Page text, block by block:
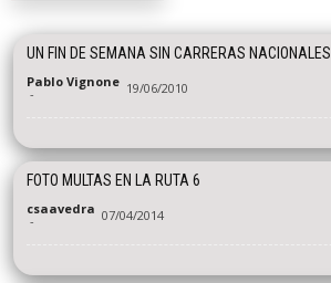
UN FIN DE SEMANA SIN CARRERAS NACIONALES
Pablo Vignone
- 19/06/2010
FOTO MULTAS EN LA RUTA 6
csaavedra
- 07/04/2014